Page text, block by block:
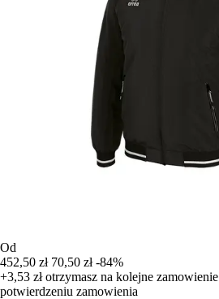
Od
452,50 zł 70,50 zł -84%
+3,53 złotrzymasz na kolejne zamowienie
potwierdzeniu zamowienia